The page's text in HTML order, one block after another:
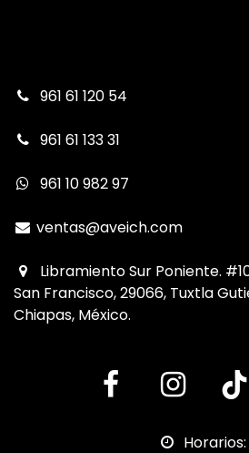
961 61 120 54
961 61 133 31
961 10 982 97
ventas@aveich.com
Libramiento Sur Poniente.
San Francisco, 29066, Tuxtla
Chiapas, México.
Horarios: